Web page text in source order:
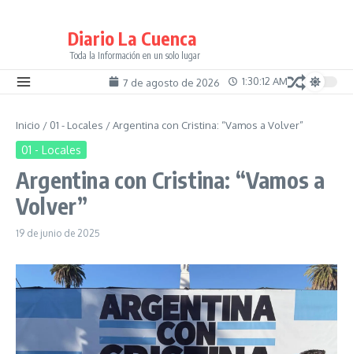
Diario La Cuenca
Toda la Información en un solo lugar
7 de agosto de 2026 1:30:12 AM
Inicio / 01 - Locales /Argentina con Cristina: “Vamos a Volver”
01 - Locales
Argentina con Cristina: “Vamos a
Volver”
19 de junio de 2025